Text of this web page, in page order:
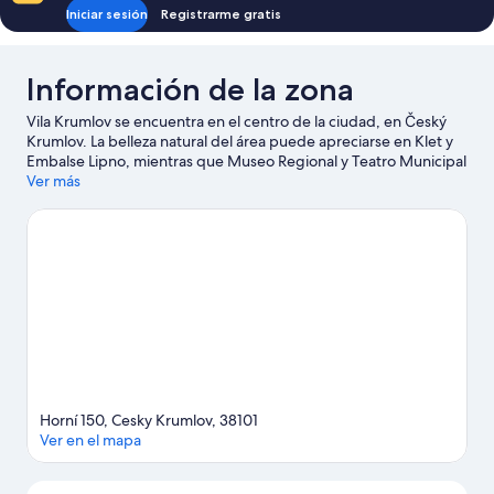
ciudad
Iniciar sesión Registrarme gratis
Información de la zona
Vila Krumlov se encuentra en el centro de la ciudad, en Český
Krumlov. La belleza natural del área puede apreciarse en Klet y
Embalse Lipno, mientras que Museo Regional y Teatro Municipal
de Český Krumlov son lugares culturales destacados. También
derecho de ejecución y Museo de Cera. Encontrarás muchas
Ver más
Horní 150, Cesky Krumlov, 38101
Ver en el mapa